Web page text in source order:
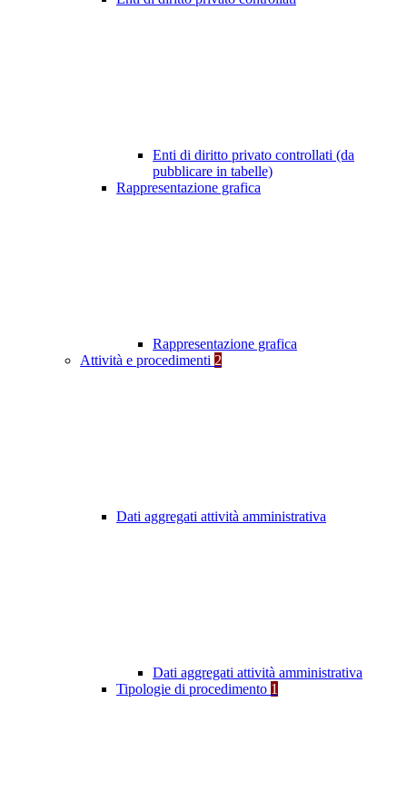
Enti di diritto privato controllati (da
pubblicare in tabelle)
Rappresentazione grafica
Rappresentazione grafica
Attività e procedimenti 2
Dati aggregati attività amministrativa
Dati aggregati attività amministrativa
Tipologie di procedimento 1